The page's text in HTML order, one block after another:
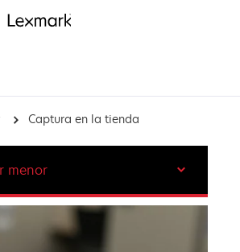
Captura en la tienda
menor